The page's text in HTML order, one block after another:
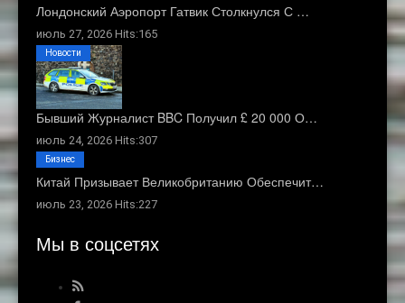
Лондонский Аэропорт Гатвик Столкнулся С …
июль 27, 2026 Hits:165
Бывший Журналист BBC Получил £ 20 000 О…
июль 24, 2026 Hits:307
Новости
Китай Призывает Великобританию Обеспечит…
июль 23, 2026 Hits:227
Бизнес
Мы в соцсетях